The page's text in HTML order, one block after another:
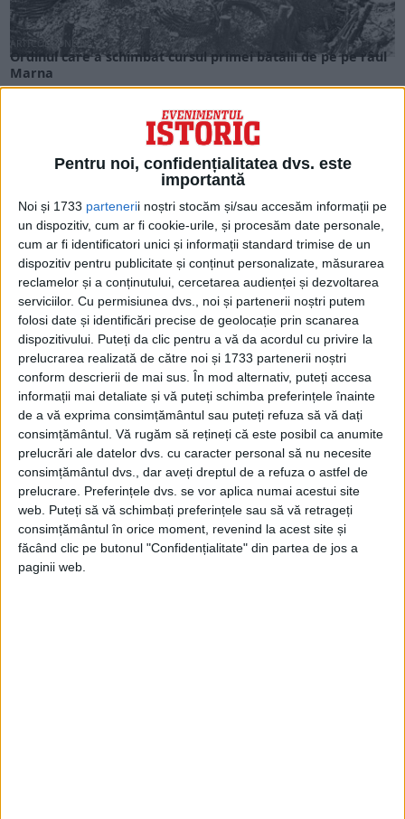
Pentru noi, confidențialitatea dvs. este
importantă
Noi și 1733 partenerii noștri stocăm și/sau accesăm informații pe
un dispozitiv, cum ar fi cookie-urile, și procesăm date personale,
cum ar fi identificatori unici și informații standard trimise de un
dispozitiv pentru publicitate și conținut personalizate, măsurarea
reclamelor și a conținutului, cercetarea audienței și dezvoltarea
serviciilor. Cu permisiunea dvs., noi și partenerii noștri putem
folosi date și identificări precise de geolocație prin scanarea
dispozitivului. Puteți da clic pentru a vă da acordul cu privire la
prelucrarea realizată de către noi și 1733 partenerii noștri
conform descrierii de mai sus. În mod alternativ, puteți accesa
informații mai detaliate și vă puteți schimba preferințele înainte
de a vă exprima consimțământul sau puteți refuza să vă dați
consimțământul. Vă rugăm să rețineți că este posibil ca anumite
prelucrări ale datelor dvs. cu caracter personal să nu necesite
consimțământul dvs., dar aveți dreptul de a refuza o astfel de
prelucrare. Preferințele dvs. se vor aplica numai acestui site
web. Puteți să vă schimbați preferințele sau să vă retrageți
consimțământul în orice moment, revenind la acest site și
făcând clic pe butonul "Confidențialitate" din partea de jos a
paginii web.
ARTICOLE ONLINE
Ordinul care a schimbat cursul primei bătălii de pe pe râul
Marna
Bătălia de pe Marna. În seara zilei de 4 septembrie 1914,
generalul Joseph Joffre, comandantul suprem...
ARTICOLE ONLINE
Legenda din spatele lui Michael Wittmann. Cine l-a doborât
pe Baronul Negru?
Joe Ekins, în vârstă de 17 ani, care a început ca angajat la o
fabrică de...